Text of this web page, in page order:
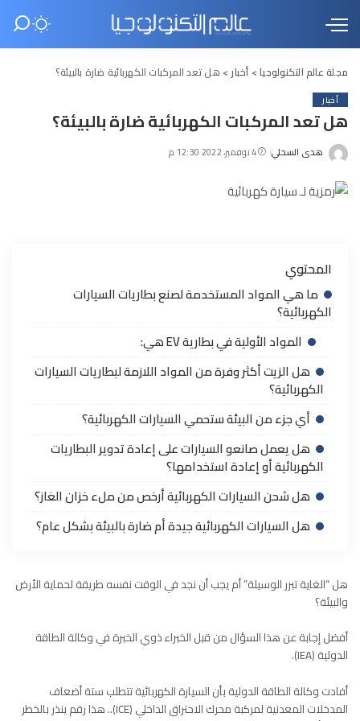
مجلة عالم التكنولوجيا> أخبار > هل تعد المركبات الكهربائية ضارة بالبيئة؟
أخبار
هل تعد المركبات الكهربائية ضارة بالبيئة؟
Posted
هدى السحلي 4 نوفمبر، 2022 12:30 م
المحتوي
ما هي المواد المستخدمة لصنع بطاريات السيارات
الكهربائية؟
المواد الأولية في بطارية EV هي:
هل الزيت أكثر وفرة من المواد اللازمة لبطاريات السيارات
الكهربائية؟
أي جزء من البيئة ستحمي السيارات الكهربائية؟
هل يعمل صانعو السيارات على إعادة تدوير البطاريات
الكهربائية أو إعادة استخدامها؟
هل شحن السيارات الكهربائية أرخص من ملء خزان الغاز؟
هل السيارات الكهربائية جيدة أم ضارة بالبيئة بشكل عام؟
هل “الغاية تبرر الوسيلة” أم يجب أن نجد في الوقت نفسه طريقة لحماية الأرض
والبيئة؟
أفضل إجابة عن هذا السؤال من قبل الخبراء ذوي الخبرة في وكالة الطاقة
الدولية (IEA
).
أفادت وكالة الطاقة الدولية بأن السيارة الكهربائية تتطلب ستة أضعاف
المدخلات المعدنية لمركبة محرك الاحتراق الداخلي (ICE).. هذا رقم ينذر بالخطر